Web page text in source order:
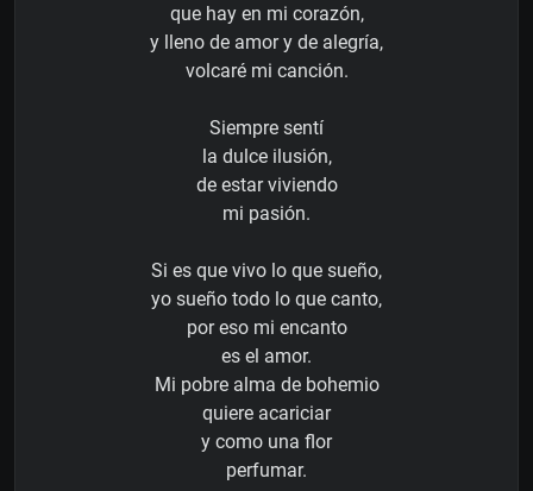
que hay en mi corazón,
y lleno de amor y de alegría,
volcaré mi canción.
Siempre sentí
la dulce ilusión,
de estar viviendo
mi pasión.
Si es que vivo lo que sueño,
yo sueño todo lo que canto,
por eso mi encanto
es el amor.
Mi pobre alma de bohemio
quiere acariciar
y como una flor
perfumar.